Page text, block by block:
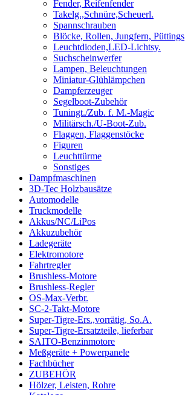
Fender, Reifenfender
Takelg.,Schnüre,Scheuerl.
Spannschrauben
Blöcke, Rollen, Jungfern, Püttings
Leuchtdioden,LED-Lichtsy.
Suchscheinwerfer
Lampen, Beleuchtungen
Miniatur-Glühlämpchen
Dampferzeuger
Segelboot-Zubehör
Tuningt./Zub. f. M.-Magic
Militärsch./U-Boot-Zub.
Flaggen, Flaggenstöcke
Figuren
Leuchttürme
Sonstiges
Dampfmaschinen
3D-Tec Holzbausätze
Automodelle
Truckmodelle
Akkus/NC/LiPos
Akkuzubehör
Ladegeräte
Elektromotore
Fahrtregler
Brushless-Motore
Brushless-Regler
OS-Max-Verbr.
SC-2-Takt-Motore
Super-Tigre-Ers.,vorrätig, So.A.
Super-Tigre-Ersatzteile, lieferbar
SAITO-Benzinmotore
Meßgeräte + Powerpanele
Fachbücher
ZUBEHÖR
Hölzer, Leisten, Rohre